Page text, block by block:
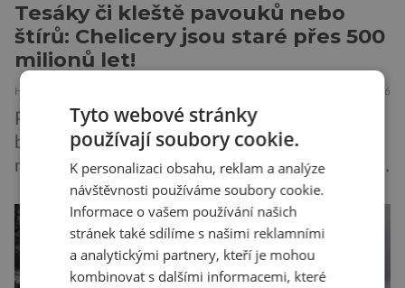
Tesáky či kleště pavouků nebo
štírů: Chelicery jsou staré přes 500
milionů let!
HISTORIE 5.8.2026
Prostředí pod mořskou hladinou tehdy doslova
bujelo životem. Ve vodách se proháněli
nejroztodivnější živočichové – trilobiti, medúzy
či hlavonožci. V dávném kambriu žil také
prazvláštní stonožce podobný tvor, který měl
zárodky zbraní typických pro dnešní pavouky.
Pavouci, štíři či klíšťata jsou členovci patřící do
skupiny klepítkatců. Vyznačují se takzvanými
Tyto webové stránky
používají soubory cookie.
K personalizaci obsahu, reklam a analýze
návštěvnosti používáme soubory cookie.
Informace o vašem používání našich
stránek také sdílíme s našimi reklamními
a analytickými partnery, kteří je mohou
kombinovat s dalšími informacemi, které